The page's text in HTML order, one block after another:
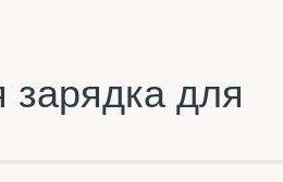
зарядка для